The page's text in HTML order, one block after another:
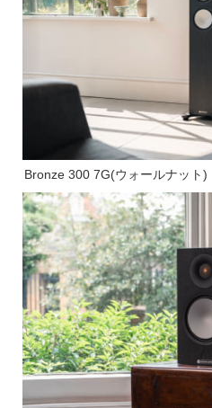
Bronze 300 7G(ウォールナット)